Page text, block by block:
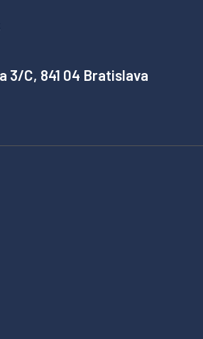
3/C, 841 04 Bratislava